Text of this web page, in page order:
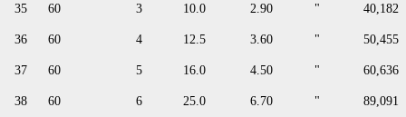
35 60 3 10.0 2.90 " 40,182
36 60 4 12.5 3.60 " 50,455
37 60 5 16.0 4.50 " 60,636
38 60 6 25.0 6.70 " 89,091